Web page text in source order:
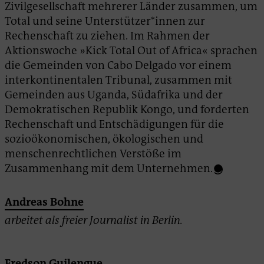
Zivilgesellschaft mehrerer Länder zusammen, um
Total und seine Unterstützer*innen zur
Rechenschaft zu ziehen. Im Rahmen der
Aktionswoche »Kick Total Out of Africa« sprachen
die Gemeinden von Cabo Delgado vor einem
interkontinentalen Tribunal, zusammen mit
Gemeinden aus Uganda, Südafrika und der
Demokratischen Republik Kongo, und forderten
Rechenschaft und Entschädigungen für die
sozioökonomischen, ökologischen und
menschenrechtlichen Verstöße im
Zusammenhang mit dem Unternehmen.
Andreas Bohne
arbeitet als freier Journalist in Berlin.